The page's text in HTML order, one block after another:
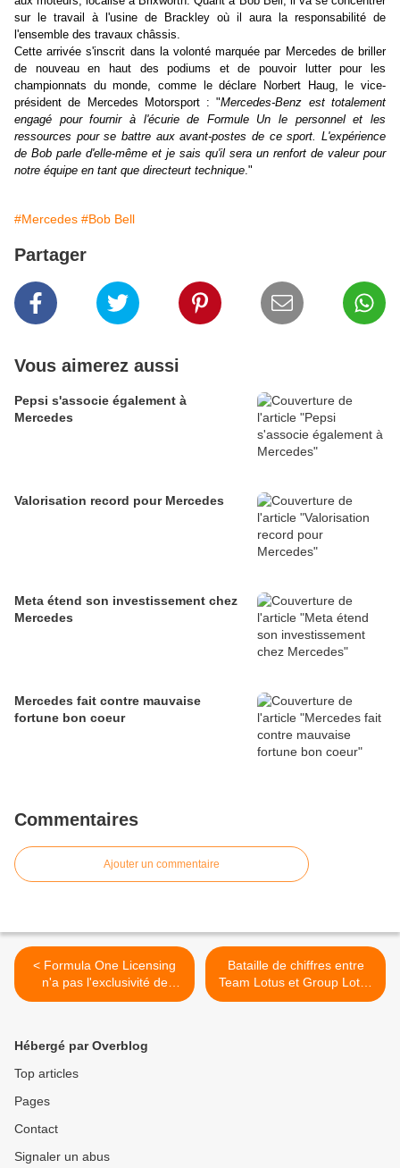
sur le travail à l'usine de Brackley où il aura la responsabilité de
l'ensemble des travaux châssis.
Cette arrivée s'inscrit dans la volonté marquée par Mercedes de briller
de nouveau en haut des podiums et de pouvoir lutter pour les
championnats du monde, comme le déclare Norbert Haug, le vice-
président de Mercedes Motorsport : "Mercedes-Benz est totalement
engagé pour fournir à l'écurie de Formule Un le personnel et les
ressources pour se battre aux avant-postes de ce sport. L'expérience
de Bob parle d'elle-même et je sais qu'il sera un renfort de valeur pour
notre équipe en tant que directeurt technique."
#Mercedes #Bob Bell
Partager
Vous aimerez aussi
Pepsi s'associe également à
Mercedes
Valorisation record pour Mercedes
Meta étend son investissement chez
Mercedes
Mercedes fait contre mauvaise
fortune bon coeur
Commentaires
Ajouter un commentaire
< Formula One Licensing
n'a pas l'exclusivité de
l'utilisation de F1
Bataille de chiffres entre
Team Lotus et Group Lotus
>
Hébergé par Overblog
Top articles
Pages
Contact
Signaler un abus